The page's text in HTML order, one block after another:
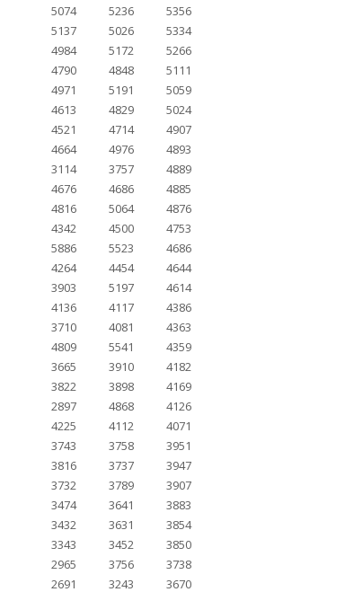
5074 5236
5356
5137 5026
5334
4984 5172
5266
4790 4848
5111
4971 5191
5059
4613 4829
5024
4521 4714
4907
4664 4976
4893
3114 3757
4889
4676 4686
4885
4816 5064
4876
4342 4500
4753
5886 5523
4686
4264 4454
4644
3903 5197
4614
4136 4117
4386
3710 4081
4363
4809 5541
4359
3665 3910
4182
3822 3898
4169
2897 4868
4126
4225 4112
4071
3743 3758
3951
3816 3737
3947
3732 3789
3907
3474 3641
3883
3432 3631
3854
3343 3452
3850
2965 3756
3738
2691 3243
3670